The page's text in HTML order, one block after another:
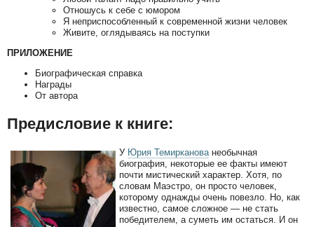
Отношусь к себе с юмором
Я неприспособленный к современной жизни человек
Живите, оглядываясь на поступки
ПРИЛОЖЕНИЕ
Биографическая справка
Награды
От автора
Предисловие к книге:
У Юрия Темирканова необычная
биография, некоторые ее факты имеют
почти мистический характер. Хотя, по
словам Маэстро, он просто человек,
которому однажды очень повезло. Но, как
известно, самое сложное — не стать
победителем, а суметь им остаться. И он